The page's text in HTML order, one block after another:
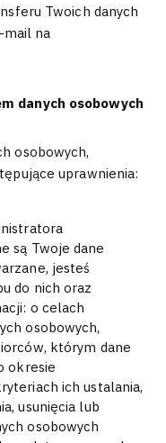
Twoich danych
mail na
danych osobowych
osobowych,
uprawnienia:
są Twoje dane
jesteś
do nich oraz
o celach
osobowych,
którym dane
okresie
ich ustalania,
usunięcia lub
osobowych